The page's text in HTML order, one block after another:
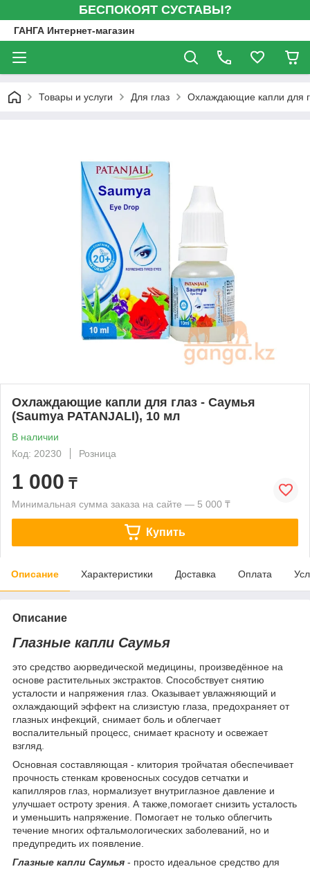
БЕСПОКОЯТ СУСТАВЫ?
ГАНГА Интернет-магазин
Товары и услуги Для глаз Охлаждающие капли для
Охлаждающие капли для глаз - Саумья
(Saumya PATANJALI), 10 мл
В наличии
Код: 20230
Розница
1 000 ₸
Минимальная сумма заказа на сайте — 5 000 ₸
Купить
Описание Характеристики Доставка Оплата
Описание
Глазные капли Саумья
это средство аюрведической медицины, произведённое на
основе растительных экстрактов. Способствует снятию
усталости и напряжения глаз. Оказывает увлажняющий и
охлаждающий эффект на слизистую глаза, предохраняет от
глазных инфекций, снимает боль и облегчает
воспалительный процесс, снимает красноту и освежает
взгляд.
Основная составляющая - клитория тройчатая обеспечивает
прочность стенкам кровеносных сосудов сетчатки и
капилляров глаз, нормализует внутриглазное давление и
улучшает остроту зрения. А также,помогает снизить усталость
и уменьшить напряжение. Помогает не только облегчить
течение многих офтальмологических заболеваний, но и
предупредить их появление.
Глазные капли Саумья - просто идеальное средство для